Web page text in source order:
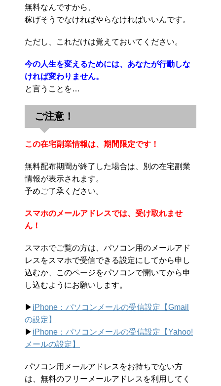
無料なんですから、
稼げそうでなければやらなければいいんです。
ただし、これだけは覚えておいてください。
今の人生を変えるためには、あなたが行動しな
ければ変わりません。
と言うことを…
ご注意！
この在宅副業情報は、期間限定です！
無料配布期間が終了した場合は、別の在宅副業
情報が表示されます。
予めご了承ください。
スマホのメールアドレスでは、受け取れませ
ん！
スマホでご覧の方は、パソコン用のメールアド
レスをスマホで受信できる設定にしてから申し
込むか、このページをパソコンで開いてから申
し込むようにお願いします。
▶︎ iPhone：パソコンメールの受信設定【Gmail
の設定】
▶︎ iPhone：パソコンメールの受信設定【Yahoo!
メールの設定】
パソコン用メールアドレスをお持ちでない方
は、無料のフリーメールアドレスを利用してく